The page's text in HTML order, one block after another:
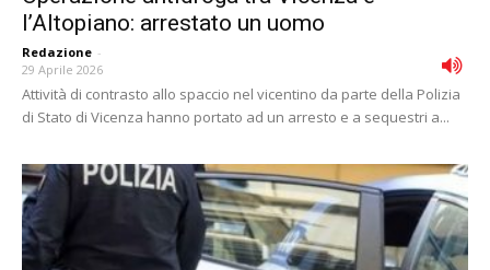
l’Altopiano: arrestato un uomo
Redazione -
29 Aprile 2026
Attività di contrasto allo spaccio nel vicentino da parte della Polizia
di Stato di Vicenza hanno portato ad un arresto e a sequestri a...